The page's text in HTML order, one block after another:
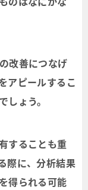
改善につなげ
アピールするこ
ょう。
することも重
際に、分析結果
得られる可能